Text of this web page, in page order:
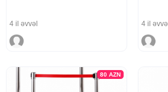
4 il əvvəl 4 il əvvəl
80AZN